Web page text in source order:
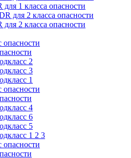
1 класса опасности
2 класса опасности
2
3
1
4
6
5
1 2 3